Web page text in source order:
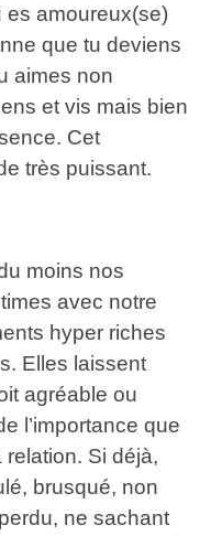
es amoureux(se)
que tu deviens
aimes non
et vis mais bien
Cet
très puissant.
moins nos
avec notre
hyper riches
Elles laissent
agréable ou
l’importance que
relation. Si déjà,
brusqué, non
ne sachant